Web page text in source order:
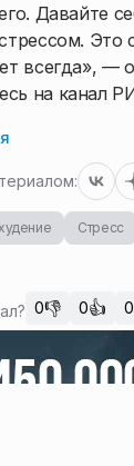
Давайте
Это
всегда», —
на канал
Стресс
0👎 0👍 0